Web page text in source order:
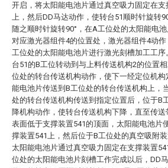
开启，将太阳能电池片通过真空吸力固定在支
上，然后DD马达动作，使转台51顺时针旋转
随之顺时针旋转90°，在A工位处的太阳能电池
对应激光器组件4的位置处，激光器组件4动
工位处的太阳能电池片进行激光刻槽加工工序
台51的B工位转动到与上料传送机构2的位置
位处的转台传送机构动作，使下一经定位机构
能电池片传送到B工位处的转台传送机构上，
处的转台传送机构传送到指定位置后，位于B
降机构动作，使转台传送机构下降，直至传送
表面低于支撑装置541的顶面，太阳能电池片
撑装置541上，然后位于B工位处的真空吸附
太阳能电池片通过真空吸力固定在支撑装置
位处的太阳能电池片刻槽工作完成以后，DD